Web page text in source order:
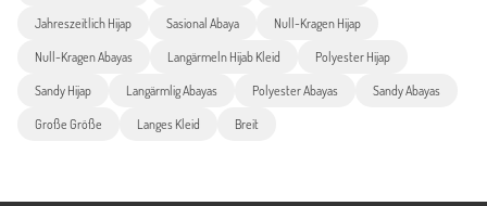
Jahreszeitlich Hijap Sasional Abaya Null-Kragen Hijap
Null-Kragen Abayas Langärmeln Hijab Kleid Polyester Hijap
Sandy Hijap Langärmlig Abayas Polyester Abayas Sandy Abayas
Große Größe Langes Kleid Breit